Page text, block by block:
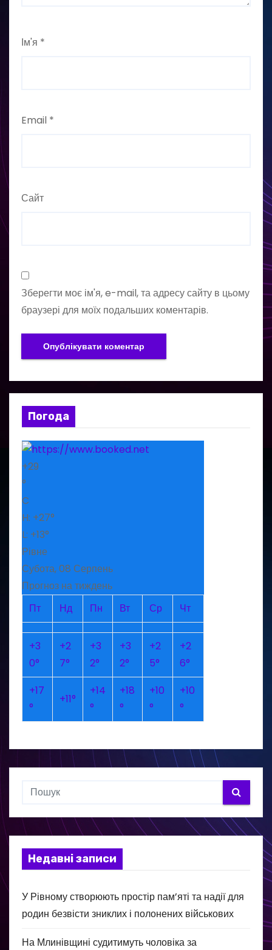
Ім'я *
Email *
Сайт
Зберегти моє ім'я, e-mail, та адресу сайту в цьому
браузері для моїх подальших коментарів.
Погода
+29
°
C
H: +27°
L: +13°
Рівне
Субота, 08 Серпень
Прогноз на тиждень
Пт
Нд Пн Вт Ср Чт
+3
0°
+2
7°
+3
2°
+3
2°
+2
5°
+2
6°
+17
°
+11°
+14
°
+18
°
+10
°
+10
°
Недавні записи
У Рівному створюють простір пам’яті та надії для
родин безвісти зниклих і полонених військових
На Млинівщині судитимуть чоловіка за